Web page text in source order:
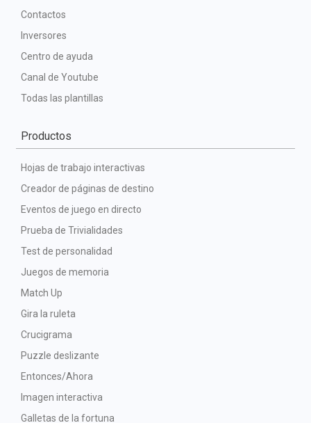
Contactos
Inversores
Centro de ayuda
Canal de Youtube
Todas las plantillas
Productos
Hojas de trabajo interactivas
Creador de páginas de destino
Eventos de juego en directo
Prueba de Trivialidades
Test de personalidad
Juegos de memoria
Match Up
Gira la ruleta
Crucigrama
Puzzle deslizante
Entonces/Ahora
Imagen interactiva
Galletas de la fortuna